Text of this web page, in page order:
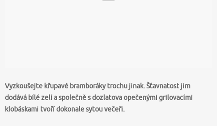
Vyzkoušejte křupavé bramboráky trochu jinak. Šťavnatost jim
dodává bílé zelí a společně s dozlatova opečenými grilovacími
klobáskami tvoří dokonale sytou večeři.